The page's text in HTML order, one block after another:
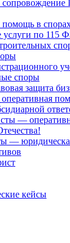
в
по 115
споры
защита
—
—
кейсы